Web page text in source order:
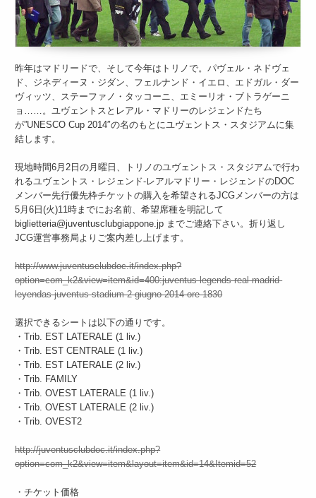
昨年はマドリードで、そして今年はトリノで。パヴェル・ネドヴェ
ド、ジネディーヌ・ジダン、フェルナンド・イエロ、エドガル・ダー
ヴィッツ、ステーファノ・タッコーニ、エミーリオ・ブトラゲーニ
ョ……。ユヴェントスとレアル・マドリーのレジェンドたち
が”UNESCO Cup 2014″の名のもとにユヴェントス・スタジアムに集
結します。
現地時間6月2日の月曜日、トリノのユヴェントス・スタジアムで行わ
れるユヴェントス・レジェンド-レアルマドリー・レジェンドのDOC
メンバー先行優先枠チケットの購入を希望されるJCGメンバーの方は
5月6日(火)11時までにお名前、希望席種を明記して
biglietteria@juventusclubgiappone.jp までご連絡下さい。折り返し
JCG運営事務局よりご案内差し上げます。
http://www.juventusclubdoc.it/index.php?
option=com_k2&view=item&id=400:juventus-legends-real-madrid-
leyendas-juventus-stadium-2-giugno-2014-ore-1830
選択できるシートは以下の通りです。
・Trib. EST LATERALE (1 liv.)
・Trib. EST CENTRALE (1 liv.)
・Trib. EST LATERALE (2 liv.)
・Trib. FAMILY
・Trib. OVEST LATERALE (1 liv.)
・Trib. OVEST LATERALE (2 liv.)
・Trib. OVEST2
http://juventusclubdoc.it/index.php?
option=com_k2&view=item&layout=item&id=14&Itemid=52
・チケット価格